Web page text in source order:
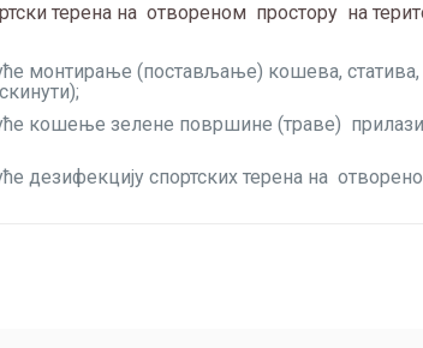
терена на отвореном простору на
монтирање (постављање) кошева,
кошење зелене површине (траве)
дезифекцију спортских терена на